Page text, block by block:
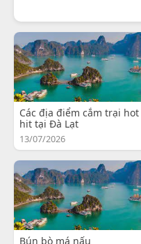
Các địa điểm cắm trại hot
hit tại Đà Lạt
13/07/2026
Bún bò má nấu